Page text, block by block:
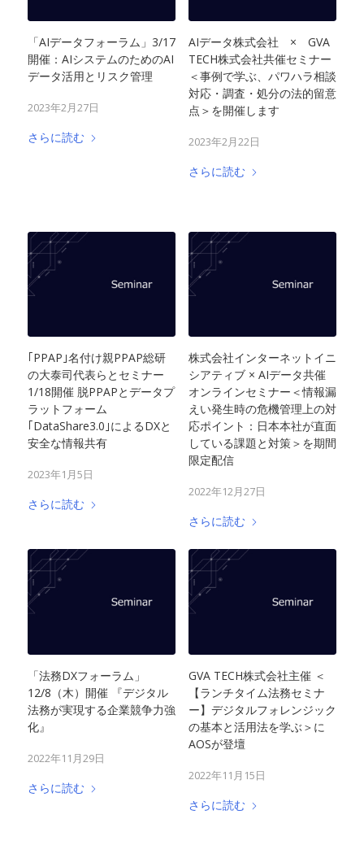
「AIデータフォーラム」3/17
開催：AIシステムのためのAI
データ活用とリスク管理
2023年2月27日
さらに読む
AIデータ株式会社 × GVA
TECH株式会社共催セミナー
＜事例で学ぶ、パワハラ相談
対応・調査・処分の法的留意
点＞を開催します
2023年2月22日
さらに読む
｢PPAP｣名付け親PPAP総研
の大泰司代表らとセミナー
1/18開催 脱PPAPとデータプ
ラットフォーム
｢DataShare3.0｣によるDXと
安全な情報共有
2023年1月5日
さらに読む
株式会社インターネットイニ
シアティブ × AIデータ共催
オンラインセミナー＜情報漏
えい発生時の危機管理上の対
応ポイント：日本本社が直面
している課題と対策＞を期間
限定配信
2022年12月27日
さらに読む
「法務DXフォーラム」
12/8（木）開催 『デジタル
法務が実現する企業競争力強
化』
2022年11月29日
さらに読む
GVA TECH株式会社主催 ＜
【ランチタイム法務セミナ
ー】デジタルフォレンジック
の基本と活用法を学ぶ＞に
AOSが登壇
2022年11月15日
さらに読む